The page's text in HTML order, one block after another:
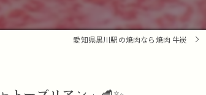
愛知県黒川駅の焼肉なら焼肉 牛炭